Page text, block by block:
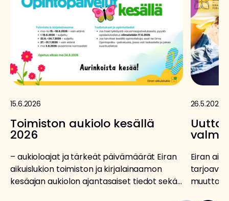
15.6.2026
Toimiston aukiolo kesällä
2026
– aukioloajat ja tärkeät päivämäärät Eiran
aikuislukion toimiston ja kirjalainaamon
kesäajan aukiolon ajantasaiset tiedot sekä
26.5.2026
Eiran
tarjoavat